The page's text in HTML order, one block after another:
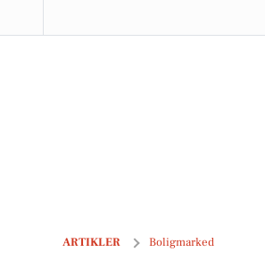
ARTIKLER Boligmarked
Priser op til 3,098 mio. kroner: Se